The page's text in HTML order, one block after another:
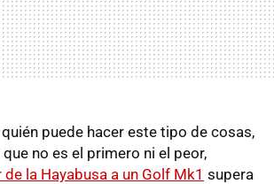
puede hacer este tipo de cosas,
no es el primero ni el peor,
la Hayabusa a un Golf Mk1 supera